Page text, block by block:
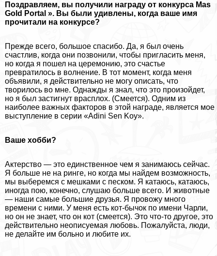
Поздравляем, вы получили награду от конкурса Mas
Gold Portal ». Вы были удивлены, когда ваше имя
прочитали на конкурсе?
Прежде всего, большое спасибо. Да, я был очень
счастлив, когда они позвонили, чтобы пригласить меня,
но когда я пошел на церемонию, это счастье
превратилось в волнение. В тот момент, когда меня
объявили, я действительно не могу описать, что
творилось во мне. Однажды я знал, что это произойдет,
но я был застигнут врасплох. (Смеется). Одним из
наиболее важных факторов в этой награде, является мое
выступление в серии «Adini Sen Koy».
Ваше хобби?
Актерство — это единственное чем я занимаюсь сейчас.
Я больше не на ринге, но когда мы найдем возможность,
мы выберемся с мешками с песком. Я катаюсь, катаюсь,
иногда пою, конечно, слушаю больше всего. И животные
— наши самые большие друзья. Я провожу много
времени с ними. У меня есть кот-бычок по имени Чарли,
но он не знает, что он кот (смеется). Это что-то другое, это
действительно неописуемая любовь. Пожалуйста, люди,
не делайте им больно и любите их.